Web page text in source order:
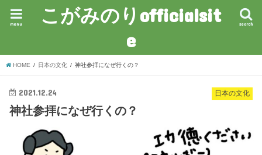
こがみのりofficialsit
e
search
menu
HOME 日本の文化 神社参拝になぜ行くの？
日本の文化
2021.12.24
神社参拝になぜ行くの？